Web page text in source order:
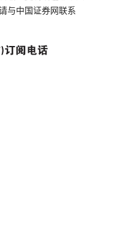
与中国证券网联系